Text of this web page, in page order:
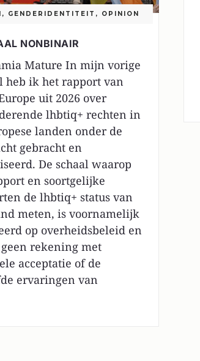
, GENDERIDENTITEIT , OPINION
NONBINAIR
Mature In mijn vorige
heb ik het rapport van
uit 2026 over
lhbtiq+ rechten in
landen onder de
gebracht en
De schaal waarop
en soortgelijke
de lhbtiq+ status van
meten, is voornamelijk
op overheidsbeleid en
rekening met
acceptatie of de
ervaringen van